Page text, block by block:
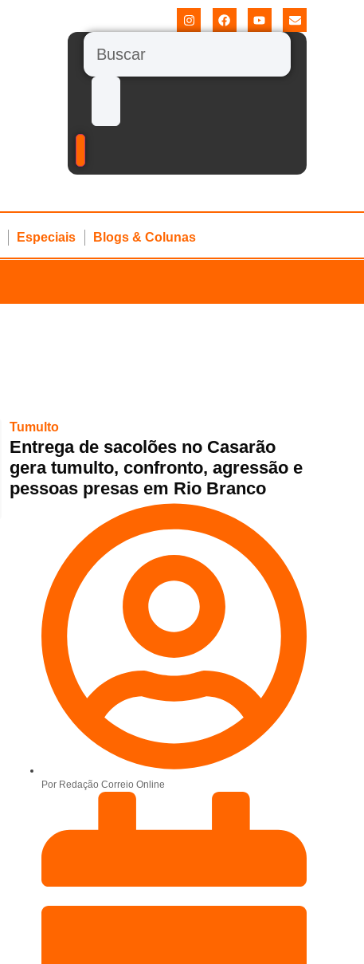
Especiais Blogs & Colunas
Tumulto
Entrega de sacolões no Casarão
gera tumulto, confronto, agressão e
pessoas presas em Rio Branco
Por Redação Correio Online